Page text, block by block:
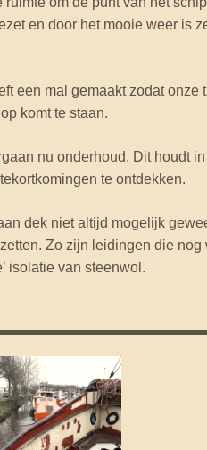
en door het mooie weer is
een mal gemaakt zodat onze
komt te staan.
nu onderhoud. Dit houdt
te ontdekken.
dek niet altijd mogelijk
Zo zijn leidingen die nog
isolatie van steenwol.